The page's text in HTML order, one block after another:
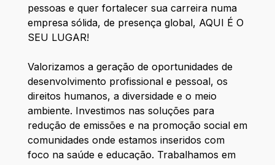
pessoas e quer fortalecer sua carreira numa
empresa sólida, de presença global, AQUI É O
SEU LUGAR!
Valorizamos a geração de oportunidades de
desenvolvimento profissional e pessoal, os
direitos humanos, a diversidade e o meio
ambiente. Investimos nas soluções para
redução de emissões e na promoção social em
comunidades onde estamos inseridos com
foco na saúde e educação. Trabalhamos em